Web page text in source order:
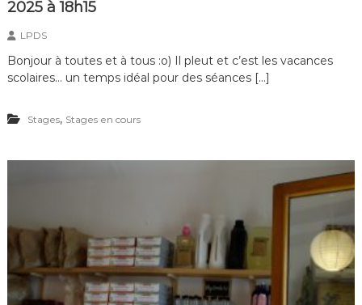
2025 à 18h15
LPDS
Bonjour à toutes et à tous :o) Il pleut et c’est les vacances
scolaires… un temps idéal pour des séances […]
Stages, Stages en cours